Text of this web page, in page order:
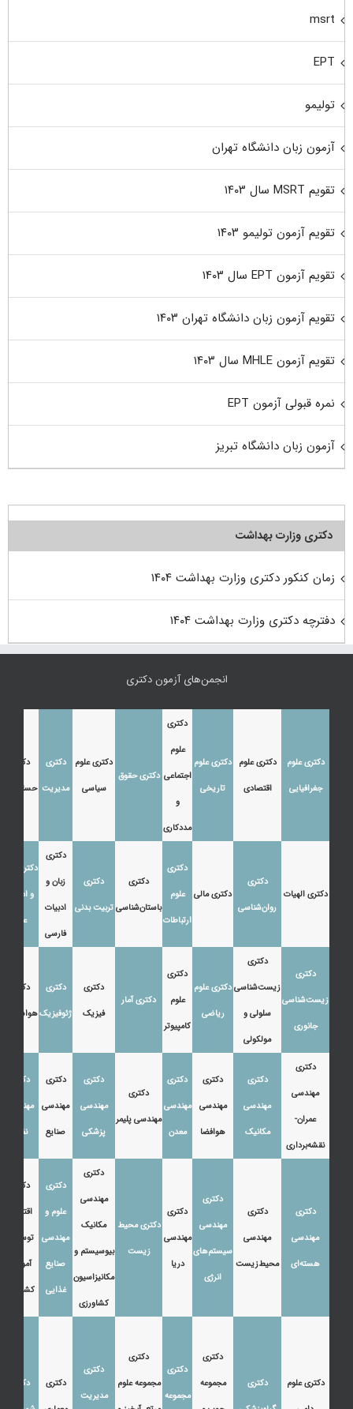
msrt
EPT
تولیمو
آزمون زبان دانشگاه تهران
تقویم MSRT سال ۱۴۰۳
تقویم آزمون تولیمو ۱۴۰۳
تقویم آزمون EPT سال ۱۴۰۳
تقویم آزمون زبان دانشگاه تهران ۱۴۰۳
تقویم آزمون MHLE سال ۱۴۰۳
نمره قبولی آزمون EPT
آزمون زبان دانشگاه تبریز
دکتری وزارت بهداشت
زمان کنکور دکتری وزارت بهداشت ۱۴۰۴
دفترچه دکتری وزارت بهداشت ۱۴۰۴
انجمن‌های آزمون دکتری
دکتری علوم
جغرافیایی
دکتری علوم
اقتصادی
دکتری علوم
تاریخی
دکتری
علوم
اجتماعی
و
مددکاری
دکتری حقوق
دکتری علوم
سیاسی
دکتری
مدیریت
دکتری
حسابداری
دکتری الهیات
دکتری
روان‌شناسی
دکتری مالی
دکتری
علوم
ارتباطات
دکتری
باستان‌شناسی
دکتری
تربیت بدنی
دکتری
زبان و
ادبیات
فارسی
دکتری زبان
و ادبیات
عرب
دکتری
زیست‌شناسی
جانوری
دکتری
زیست‌شناسی
سلولی و
مولکولی
دکتری علوم
ریاضی
دکتری
علوم
کامپیوتر
دکتری آمار
دکتری
فیزیک
دکتری
ژئوفیزیک
دکتری
هواشناسی
دکتری
مهندسی
عمران-
نقشه‌برداری
دکتری
مهندسی
مکانیک
دکتری
مهندسی
هوافضا
دکتری
مهندسی
معدن
دکتری
مهندسی پلیمر
دکتری
مهندسی
پزشکی
دکتری
مهندسی
صنایع
دکتری
مهندسی
نفت
دکتری
مهندسی
هسته‌ای
دکتری
مهندسی
محیط‌زیست
دکتری
مهندسی
سیستم‌های
انرژی
دکتری
مهندسی
دریا
دکتری محیط
زیست
دکتری
مهندسی
مکانیک
بیوسیستم و
مکانیزاسیون
کشاورزی
دکتری
علوم و
مهندسی
صنایع
غذایی
دکتری
اقتصاد،
توسعه و
آموزش
کشاورزی
دکتری علوم
دکتری
دکتری
مجموعه
دکتری
مجموعه
دکتری
مجموعه علوم
دکتری
مدیریت
دکتری
دکتری